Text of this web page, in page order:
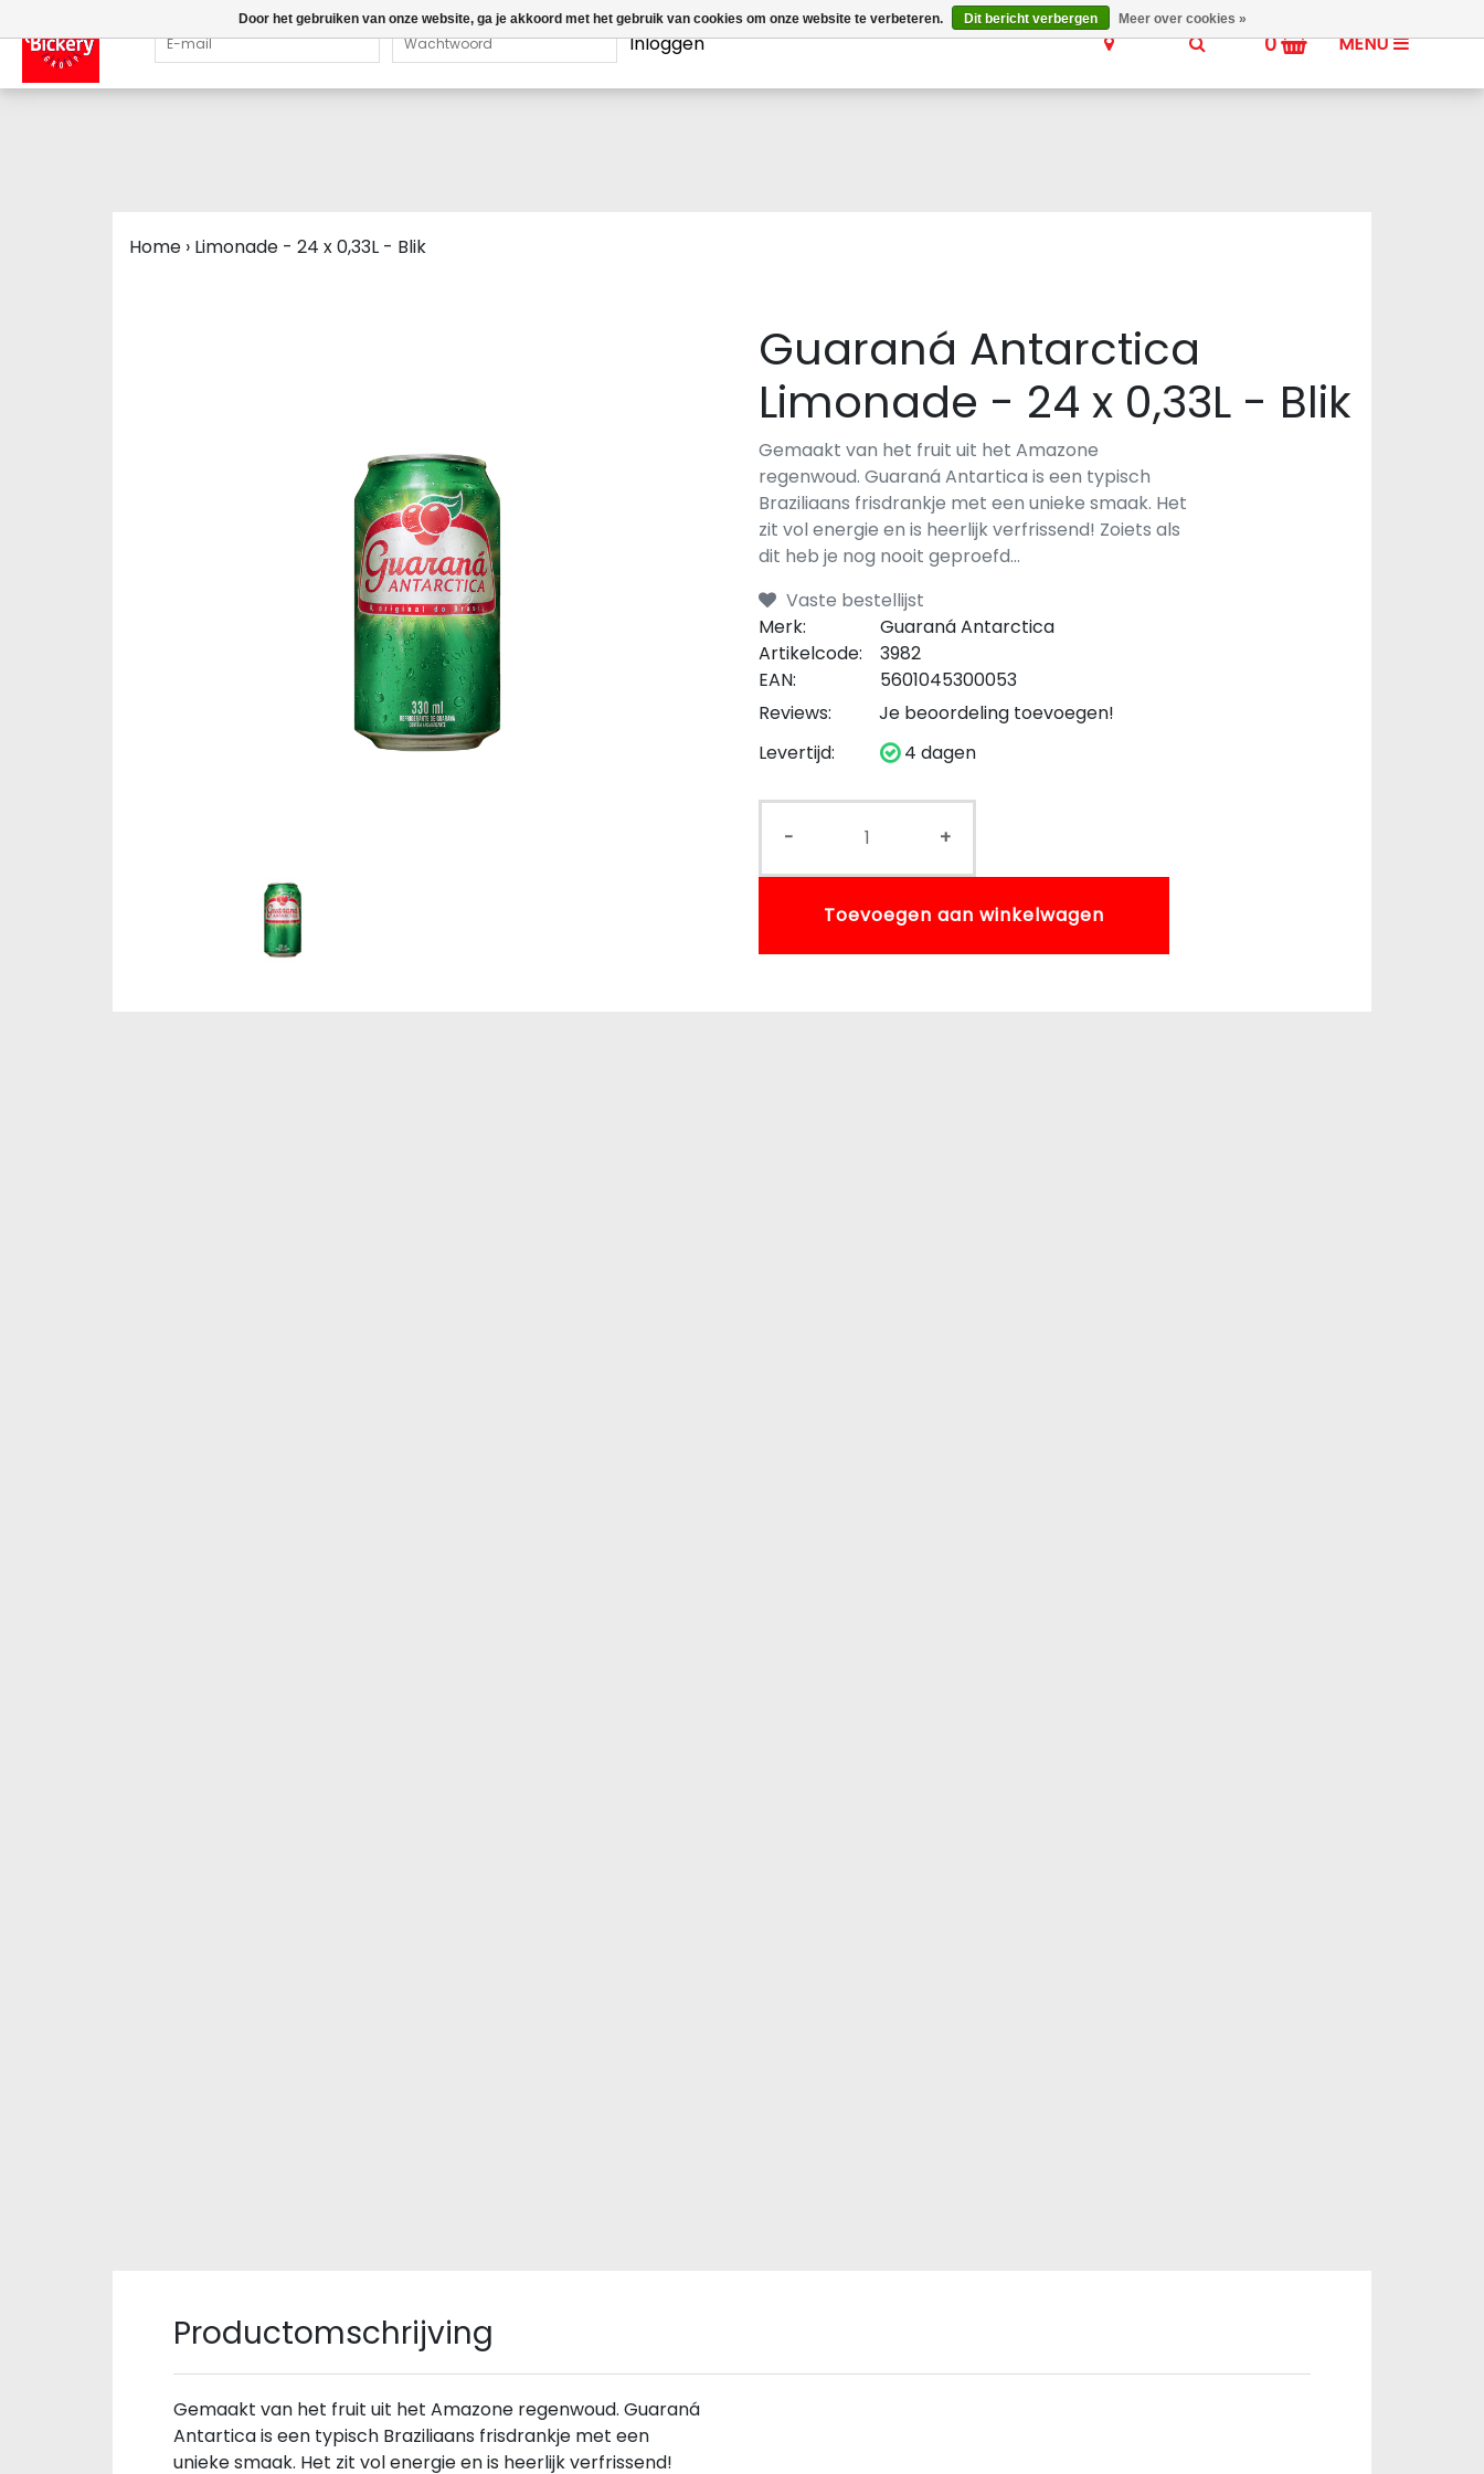
Inloggen MENU
0
Home › Limonade - 24 x 0,33L - Blik
Guaraná Antarctica
Limonade - 24 x 0,33L - Blik
Gemaakt van het fruit uit het Amazone
regenwoud. Guaraná Antartica is een typisch
Braziliaans frisdrankje met een unieke smaak. Het
zit vol energie en is heerlijk verfrissend! Zoiets als
dit heb je nog nooit geproefd…
Vaste bestellijst
Merk:
Guaraná Antarctica
Artikelcode:
3982
EAN:
5601045300053
Reviews:
Je beoordeling toevoegen!
Levertijd:
4 dagen
- +
Toevoegen aan winkelwagen
Productomschrijving
Gemaakt van het fruit uit het Amazone regenwoud. Guaraná
Antartica is een typisch Braziliaans frisdrankje met een
unieke smaak. Het zit vol energie en is heerlijk verfrissend!
Door het gebruiken van onze website, ga je akkoord met het gebruik van cookies om onze website te verbeteren. Dit bericht verbergen Meer over cookies »